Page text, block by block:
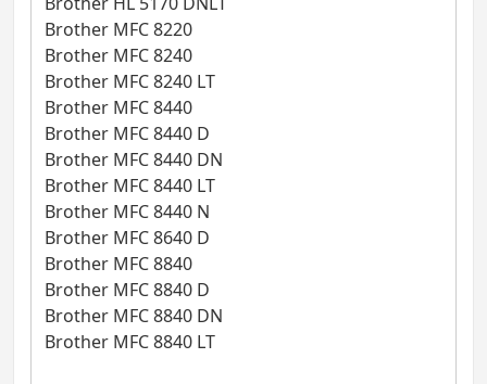
Brother MFC 8220
Brother MFC 8240
Brother MFC 8240 LT
Brother MFC 8440
Brother MFC 8440 D
Brother MFC 8440 DN
Brother MFC 8440 LT
Brother MFC 8440 N
Brother MFC 8640 D
Brother MFC 8840
Brother MFC 8840 D
Brother MFC 8840 DN
Brother MFC 8840 LT